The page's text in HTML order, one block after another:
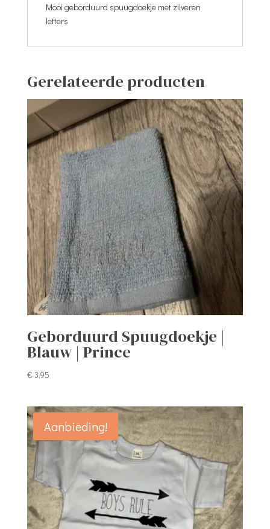
Mooi geborduurd spuugdoekje met zilveren
letters
Gerelateerde producten
Geborduurd Spuugdoekje |
Blauw | Prince
€ 3,95
Aanbieding!